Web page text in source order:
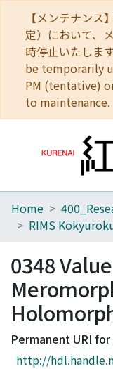
【メンテナン
定）において、
時停止いたしま
be temporarily
PM (tentative)
to maintenance.
Home
Browse
Download
Access Statistics
Library Network
Home
RIMS
0348
Permanent URI
http://